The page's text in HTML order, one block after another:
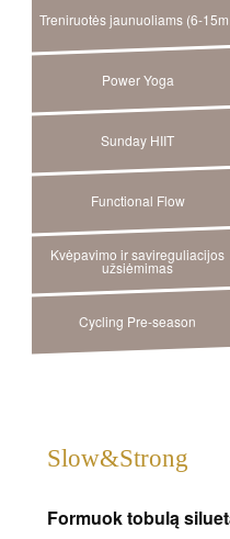
Treniruotės jaunuoliams (6-
Power Yoga
Sunday HIIT
Functional Flow
Kvėpavimo ir savireguliacijos
užsiėmimas
Cycling Pre-season
Slow&Strong
Formuok tobulą